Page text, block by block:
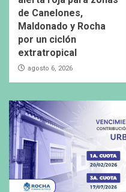
de Canelones,
Maldonado y Rocha
por un ciclón
extratropical
agosto 6, 2026